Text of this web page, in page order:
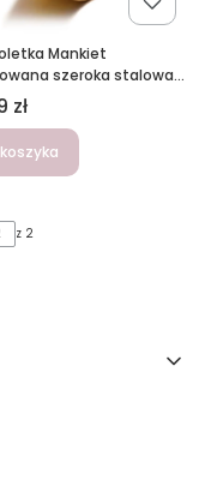
Mankiet
szeroka stalowa
zł
z produktami
z 2